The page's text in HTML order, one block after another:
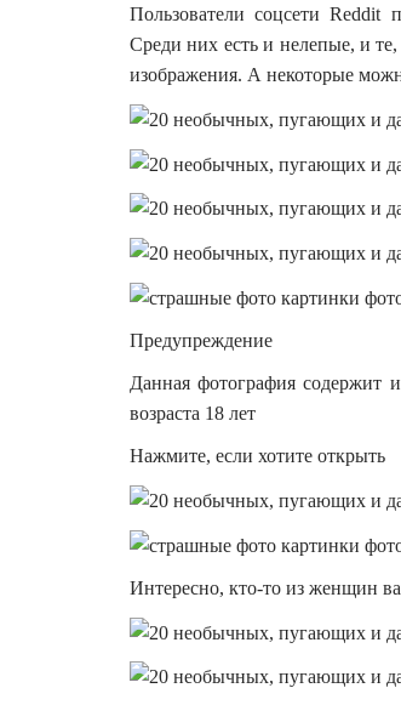
Пользователи соцсети Reddit
Среди них есть и нелепые, и
изображения. А некоторые
Предупреждение
Данная фотография содержит
возраста 18 лет
Нажмите, если хотите открыть
Интересно, кто-то из женщин